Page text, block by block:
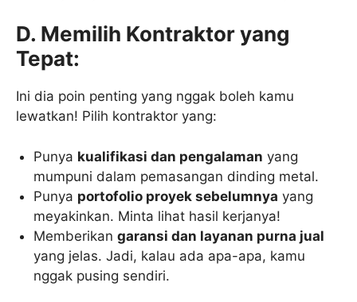
D. Memilih Kontraktor yang
Tepat:
Ini dia poin penting yang nggak boleh kamu
lewatkan! Pilih kontraktor yang:
Punya kualifikasi dan pengalaman yang
mumpuni dalam pemasangan dinding metal.
Punya portofolio proyek sebelumnya yang
meyakinkan. Minta lihat hasil kerjanya!
Memberikangaransi dan layanan purna jual
yang jelas. Jadi, kalau ada apa-apa, kamu
nggak pusing sendiri.